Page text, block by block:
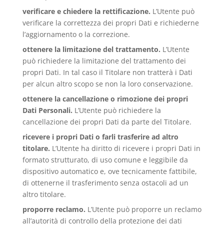
verificare e chiedere la rettificazione. L’Utente può
verificare la correttezza dei propri Dati e richiederne
l’aggiornamento o la correzione.
ottenere la limitazione del trattamento. L’Utente
può richiedere la limitazione del trattamento dei
propri Dati. In tal caso il Titolare non tratterà i Dati
per alcun altro scopo se non la loro conservazione.
ottenere la cancellazione o rimozione dei propri
Dati Personali. L’Utente può richiedere la
cancellazione dei propri Dati da parte del Titolare.
ricevere i propri Dati o farli trasferire ad altro
titolare. L’Utente ha diritto di ricevere i propri Dati in
formato strutturato, di uso comune e leggibile da
dispositivo automatico e, ove tecnicamente fattibile,
di ottenerne il trasferimento senza ostacoli ad un
altro titolare.
proporre reclamo. L’Utente può proporre un reclamo
all’autorità di controllo della protezione dei dati